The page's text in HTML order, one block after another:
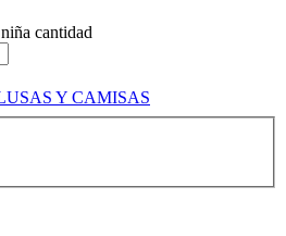
cantidad
Y CAMISAS